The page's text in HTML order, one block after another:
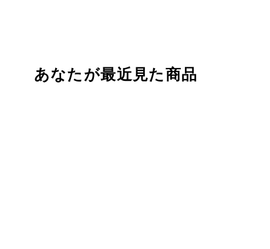
あなたが最近見た商品